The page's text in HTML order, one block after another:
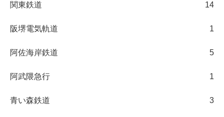
関東鉄道 14
阪堺電気軌道 1
阿佐海岸鉄道 5
阿武隈急行 1
青い森鉄道 3